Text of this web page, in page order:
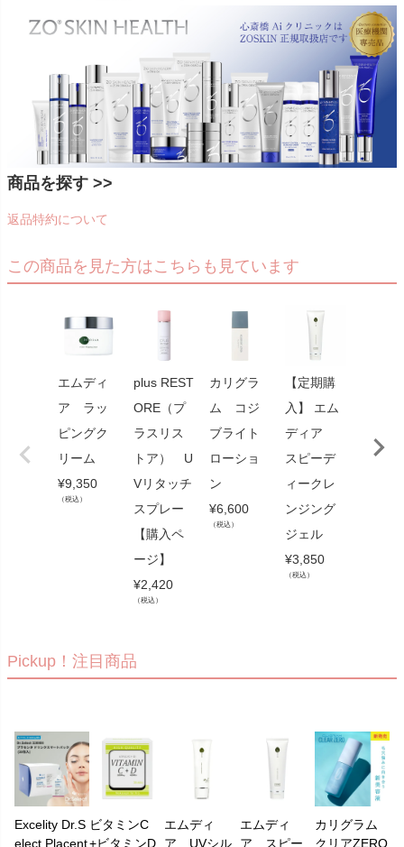
商品を探す >>
返品特約について
この商品を見た方はこちらも見ています
エムディ
ア ラッ
ピングク
リーム
¥9,350
（税込）
plus REST
ORE（プ
ラスリス
トア） U
Vリタッチ
スプレー
【購入ペ
ージ】
¥2,420
（税込）
カリグラ
ム コジ
ブライト
ローショ
ン
¥6,600
（税込）
【定期購
入】 エム
ディア
スピーデ
ィークレ
ンジング
ジェル
¥3,850
（税込）
セラ
Pickup！注目商品
Excelity Dr.S
elect Placent
ビタミンC
+ビタミンD
エムディ
ア UVシル
エムディ
ア スピー
カリグラム
クリアZERO